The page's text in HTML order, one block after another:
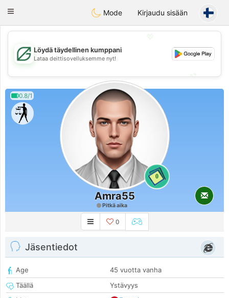
GulfDating
Toggle
Mode Kirjaudu sisään
💖
💕
Löydä täydellinen kumppani
Lataa deittisovelluksemme nyt!
0.8/1
0
Amra55
Pitkä aika
0
Jäsentiedot
Age
45 vuotta vanha
Täällä
Ystävyys